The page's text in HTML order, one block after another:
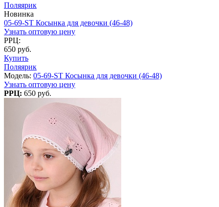
Поляярик
Новинка
05-69-ST Косынка для девочки (46-48)
Узнать оптовую цену
РРЦ:
650 руб.
Купить
Поляярик
Модель: 05-69-ST Косынка для девочки (46-48)
Узнать оптовую цену
РРЦ: 650 руб.